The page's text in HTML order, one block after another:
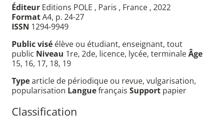
Éditeur Editions POLE , Paris , France , 2022
FormatA4, p. 24-27
ISSN 1294-9949
Public visé élève ou étudiant, enseignant, tout
public Niveau 1re, 2de, licence, lycée, terminaleÂge
15, 16, 17, 18, 19
Typearticle de périodique ou revue, vulgarisation,
popularisation Languefrançais Support papier
Classification